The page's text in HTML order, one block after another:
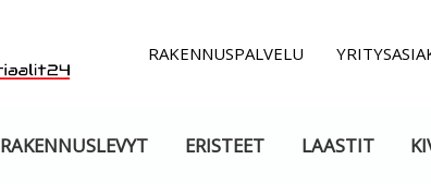
RAKENNUSPALVELU
RAKENNUSLEVYT ERISTEET LAASTIT